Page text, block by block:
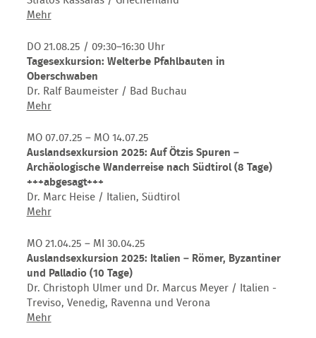
(12
+++ausgebucht+++
MehrAuslandsexkursion
Griechenland
II
–
Delphi
und
Peloponnes
Tage)
+++ausgebucht+++
DO 21.08.25 / 09:30–16:30 Uhr
Tagesexkursion: Welterbe Pfahlbauten in
Oberschwaben
Dr. Ralf Baumeister / Bad Buchau
MehrTagesexkursion:
Pfahlbauten
in
Oberschwaben
MO 07.07.25 – MO 14.07.25
Auslandsexkursion 2025: Auf Ötzis Spuren –
Archäologische Wanderreise nach Südtirol (8 Tage)
+++abgesagt+++
Dr. Marc Heise / Italien, Südtirol
MehrAuslandsexkursion
Auf
Ötzis
Spuren
–
Archäologische
Wanderreise
MO 21.04.25 – MI 30.04.25
Auslandsexkursion 2025: Italien – Römer, Byzantiner
und Palladio (10 Tage)
Dr. Christoph Ulmer und Dr. Marcus Meyer / Italien -
Treviso, Venedig, Ravenna und Verona
MehrAuslandsexkursion